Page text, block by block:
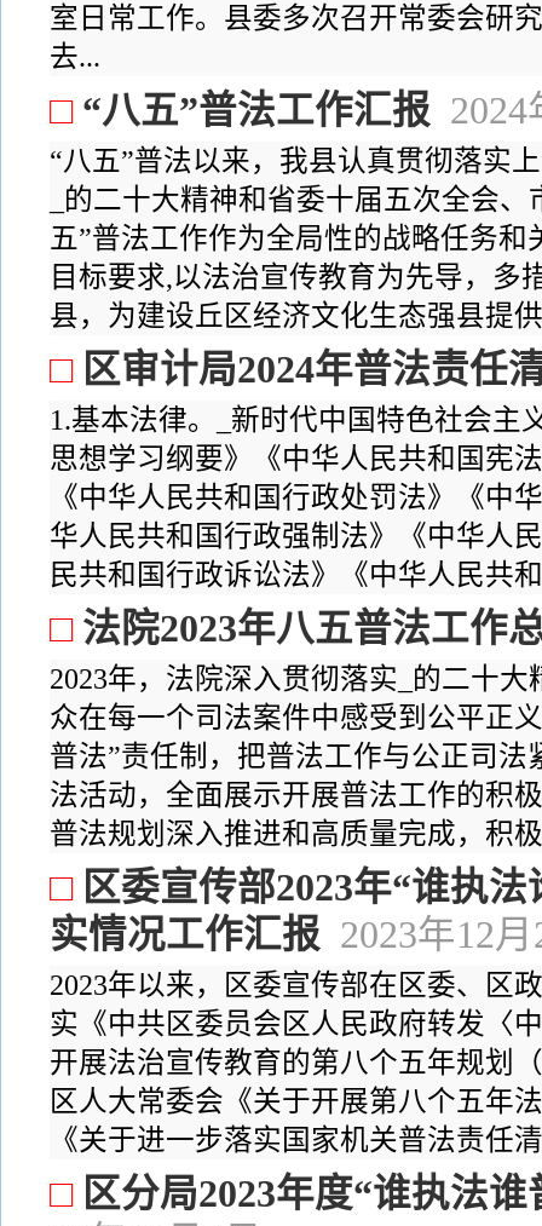
室日常工作。县委多次召开常委会研
去...
□ “八五”普法工作汇报 2024
“八五”普法以来，我县认真贯彻落实
_的二十大精神和省委十届五次全会
五”普法工作作为全局性的战略任务
目标要求,以法治宣传教育为先导，多
县，为建设丘区经济文化生态强县提
□ 区审计局2024年普法责任
1.基本法律。_新时代中国特色社会主
思想学习纲要》《中华人民共和国宪
《中华人民共和国行政处罚法》《中
华人民共和国行政强制法》《中华人
民共和国行政诉讼法》《中华人民共
□ 法院2023年八五普法工作
2023年，法院深入贯彻落实_的二十
众在每一个司法案件中感受到公平正
普法”责任制，把普法工作与公正司
法活动，全面展示开展普法工作的积
普法规划深入推进和高质量完成，积
□ 区委宣传部2023年“谁执
实情况工作汇报 2023年12
2023年以来，区委宣传部在区委、区
实《中共区委员会区人民政府转发〈
开展法治宣传教育的第八个五年规划
区人大常委会《关于开展第八个五年
《关于进一步落实国家机关普法责任
□ 区分局2023年度“谁执法